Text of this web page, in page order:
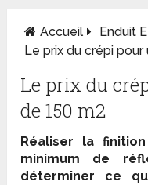
Accueil
Enduit
Le prix du crépi
Le prix du
de 150 m2
Réaliser la
minimum de
déterminer ce